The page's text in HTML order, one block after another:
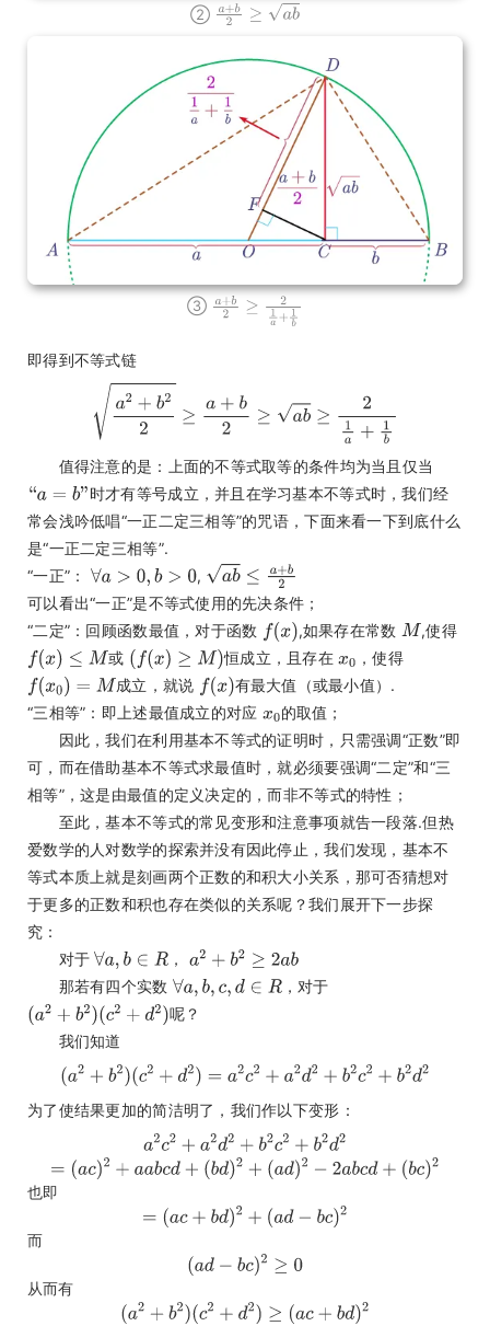
②
③
即得到不等式链
值得注意的是：上面的不等式取等的条件均为当且仅当
时才有等号成立，并且在学习基本不等式时，我们经
常会浅吟低唱“一正二定三相等”的咒语，下面来看一下到底什么
是“一正二定三相等”.
“一正”：
,
可以看出“一正”是不等式使用的先决条件；
“二定”：回顾函数最值，对于函数
,如果存在常数
,使得
或
恒成立，且存在
，使得
成立，就说
有最大值（或最小值）.
“三相等”：即上述最值成立的对应
的取值；
因此，我们在利用基本不等式的证明时，只需强调“正数”即
可，而在借助基本不等式求最值时，就必须要强调“二定”和“三
相等”，这是由最值的定义决定的，而非不等式的特性；
至此，基本不等式的常见变形和注意事项就告一段落.但热
爱数学的人对数学的探索并没有因此停止，我们发现，基本不
等式本质上就是刻画两个正数的和积大小关系，那可否猜想对
于更多的正数和积也存在类似的关系呢？我们展开下一步探
究：
对于
，
那若有四个实数
，对于
呢？
我们知道
为了使结果更加的简洁明了，我们作以下变形：
也即
而
从而有